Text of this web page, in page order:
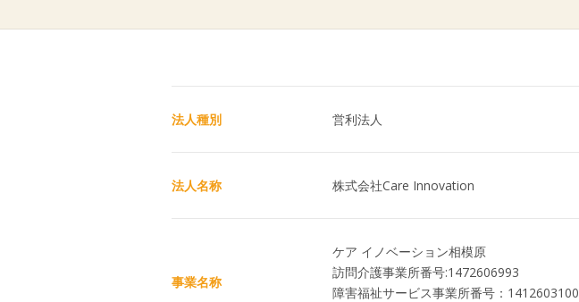
法人種別 営利法人
法人名称 株式会社Care Innovation
事業名称
ケア イノベーション相模原
訪問介護事業所番号:1472606993
障害福祉サービス事業所番号：1412603100